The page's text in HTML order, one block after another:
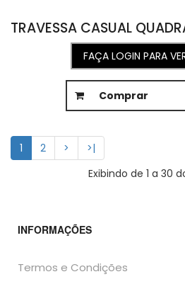
FAÇA LOGIN PARA
Comprar
1 2 >
>|
Exibindo de 1 a 30
INFORMAÇÕES
Termos e Condições